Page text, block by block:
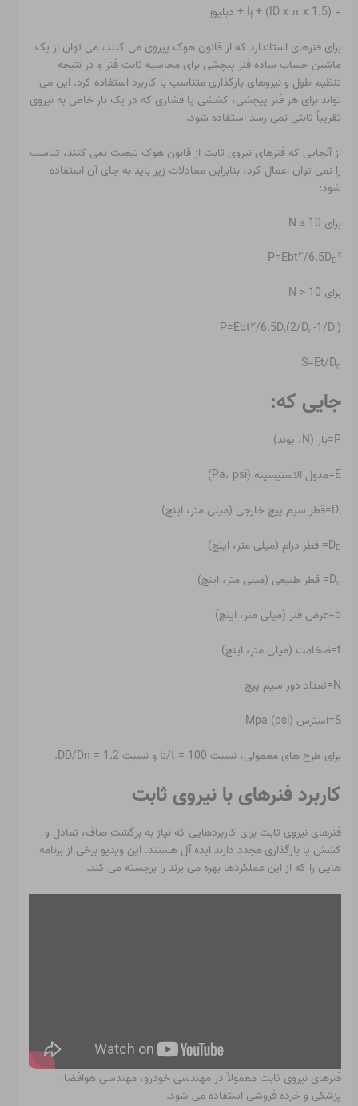
= (ID x π x 1.5) + I
f + دبلیوf
برای فنرهای استاندارد که از قانون هوک پیروی می کنند، می توان از یک
ماشین حساب ساده فنر پیچشی برای محاسبه ثابت فنر و در نتیجه
تنظیم طول و نیروهای بارگذاری متناسب با کاربرد استفاده کرد. این می
تواند برای هر فنر پیچشی، کششی یا فشاری که در یک بار خاص به نیروی
تقریباً ثابتی نمی رسد استفاده شود.
از آنجایی که فنرهای نیروی ثابت از قانون هوک تبعیت نمی کنند، تناسب
را نمی توان اعمال کرد، بنابراین معادلات زیر باید به جای آن استفاده
شود:
برای N ≤ 10
P=Ebt۳/6.5DD۲
برای N > 10
P=Ebt۳/6.5D۱(2/Dn-1/D۱)
S=Et/Dn
جایی که:
P=بار (N، پوند)
E=مدول الاستیسیته (Pa، psi)
D۱
=قطر سیم پیچ خارجی (میلی متر، اینچ)
DD
= قطر درام (میلی متر، اینچ)
Dn
= قطر طبیعی (میلی متر، اینچ)
b=عرض فنر (میلی متر، اینچ)
t=ضخامت (میلی متر، اینچ)
N=تعداد دور سیم پیچ
S=استرس Mpa (psi)
برای طرح های معمولی، نسبت b/t = 100 و نسبت DD/Dn = 1.2.
کاربرد فنرهای با نیروی ثابت
فنرهای نیروی ثابت برای کاربردهایی که نیاز به برگشت صاف، تعادل و
کشش یا بارگذاری مجدد دارند ایده آل هستند. این ویدیو برخی از برنامه
هایی را که از این عملکردها بهره می برند را برجسته می کند.
فنرهای نیروی ثابت معمولاً در مهندسی خودرو، مهندسی هوافضا،
پزشکی و خرده فروشی استفاده می شود.